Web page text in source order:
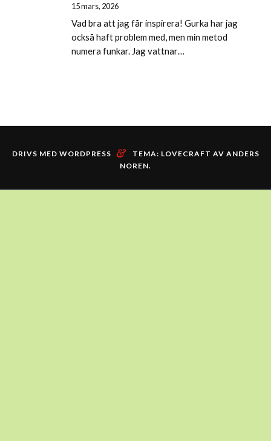
15 mars, 2026
Vad bra att jag får inspirera! Gurka har jag
också haft problem med, men min metod
numera funkar. Jag vattnar…
DRIVS MED WORDPRESS & TEMA: LOVECRAFT AV ANDERS
NOREN.